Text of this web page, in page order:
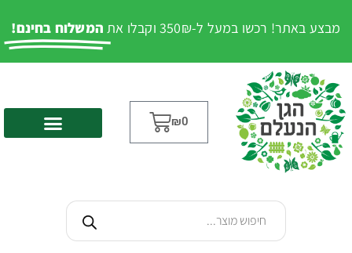
מבצע באתר! רכשו במעל ל-350₪ וקבלו את המשלוח בחינם!
₪0